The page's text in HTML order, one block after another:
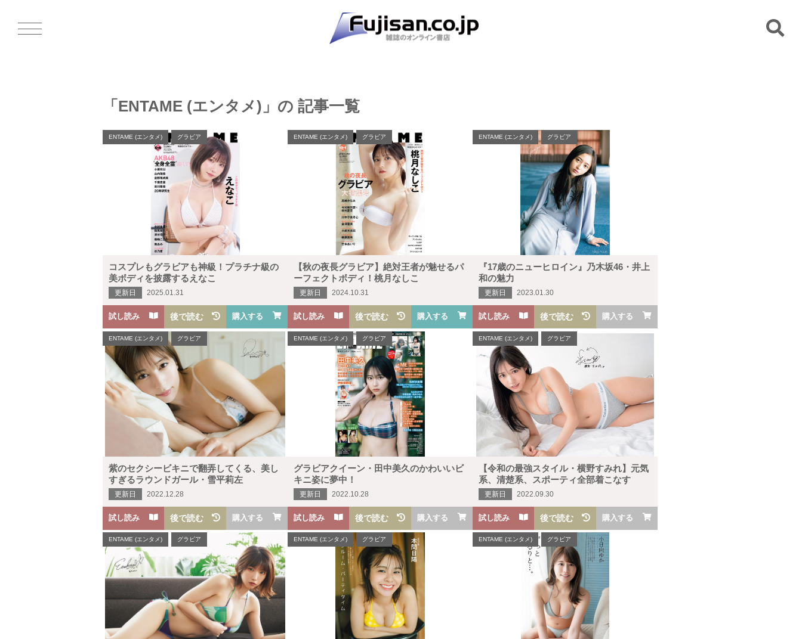
「ENTAME (エンタメ)」の 記事一覧
ENTAME (エンタメ) グラビア
コスプレもグラビアも神級！プラチナ級の
美ボディを披露するえなこ
更新日 2025.01.31
試し読み 後で読む 購入する
ENTAME (エンタメ) グラビア
【秋の夜長グラビア】絶対王者が魅せるパ
ーフェクトボディ！桃月なしこ
更新日 2024.10.31
試し読み 後で読む 購入する
ENTAME (エンタメ) グラビア
『17歳のニューヒロイン』乃木坂46・井上
和の魅力
更新日 2023.01.30
試し読み 後で読む 購入する
ENTAME (エンタメ) グラビア
紫のセクシービキニで翻弄してくる、美し
すぎるラウンドガール・雪平莉左
更新日 2022.12.28
試し読み 後で読む 購入する
ENTAME (エンタメ) グラビア
グラビアクイーン・田中美久のかわいいビ
キニ姿に夢中！
更新日 2022.10.28
試し読み 後で読む 購入する
ENTAME (エンタメ) グラビア
【令和の最強スタイル・横野すみれ】元気
系、清楚系、スポーティ全部着こなす
更新日 2022.09.30
試し読み 後で読む 購入する
ENTAME (エンタメ) グラビア ENTAME (エンタメ) グラビア ENTAME (エンタメ) グラビア